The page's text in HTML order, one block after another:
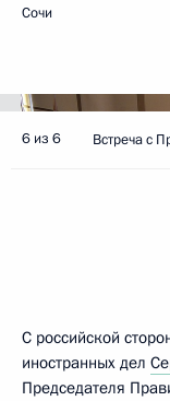
Сочи
6 из 6 Встреча с
С российской
иностранных дел
Председателя